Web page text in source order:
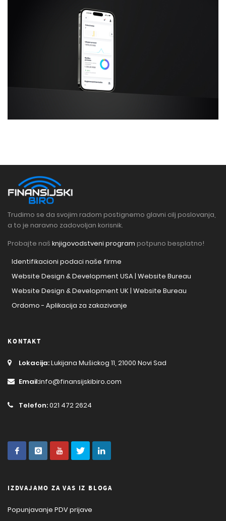
Trudimo se da svojim radom postignemo glavni cilj poslovanja,
a to je naravno zadovoljan korisnik.
Probajte naš knjigovodstveni program potpuno besplatno!
Identifikacioni podaci naše firme
Website Design & Development USA | Website Bureau
Website Design & Development UK | Website Bureau
Ordomo - Aplikacija za zakazivanje
KONTAKT
Lokacija:Lukijana Mušickog 11, 21000 Novi Sad
Email:info@finansijskibiro.com
Telefon:021 472 2624
IZDVAJAMO ZA VAS IZ BLOGA
Popunjavanje PDV prijave